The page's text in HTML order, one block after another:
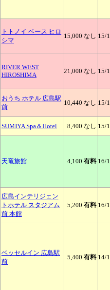
トトノイ ベース ヒロ
シマ
15,000 なし 15/
RIVER WEST
HIROSHIMA
21,000 なし 15/
おうち ホテル 広島駅
前
10,440 なし 15/
SUMIYASpa＆Hotel 8,400 なし 15/
天竜旅館 4,100 有料 16/
広島インテリジェン
トホテル スタジアム
前 本館
5,200 有料 16/
ベッセルイン 広島駅
前
5,400 有料 14/